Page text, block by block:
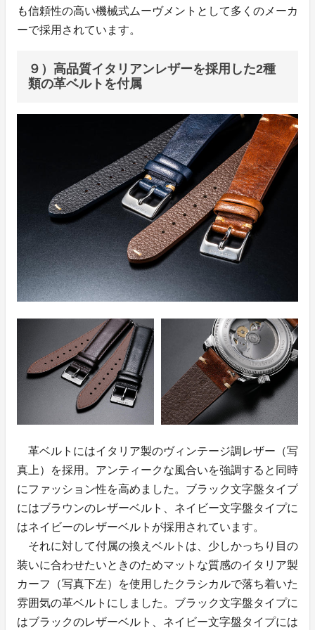
も信頼性の高い機械式ムーヴメントとして多くのメーカ
ーで採用されています。
９）高品質イタリアンレザーを採用した2種
類の革ベルトを付属
革ベルトにはイタリア製のヴィンテージ調レザー（写
真上）を採用。アンティークな風合いを強調すると同時
にファッション性を高めました。ブラック文字盤タイプ
にはブラウンのレザーベルト、ネイビー文字盤タイプに
はネイビーのレザーベルトが採用されています。
それに対して付属の換えベルトは、少しかっちり目の
装いに合わせたいときのためマットな質感のイタリア製
カーフ（写真下左）を使用したクラシカルで落ち着いた
雰囲気の革ベルトにしました。ブラック文字盤タイプに
はブラックのレザーベルト、ネイビー文字盤タイプには